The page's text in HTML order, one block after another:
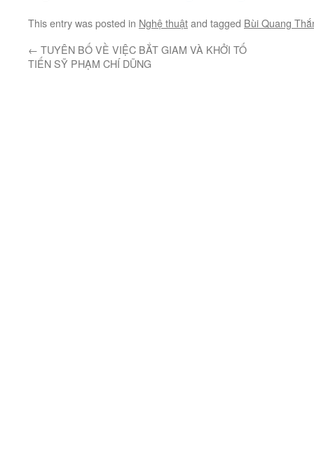
This entry was posted in Nghệ thuậtand tagged Bùi Quang
← TUYÊN BỐ VỀ VIỆC BẮT GIAM VÀ KHỞI TỐ
TIẾN SỸ PHẠM CHÍ DŨNG